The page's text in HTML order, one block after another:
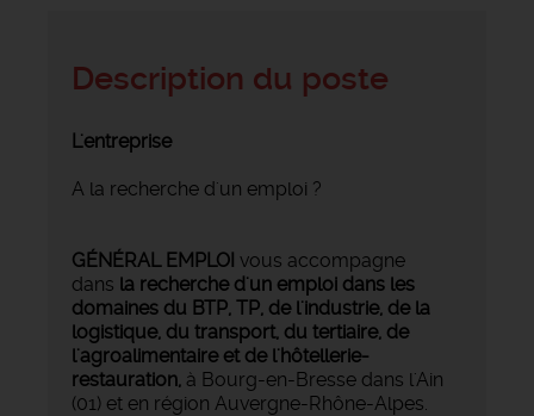
Description du poste
L'entreprise
A la recherche d'un emploi ?
GÉNÉRAL EMPLOI vous accompagne
dans la recherche d'un emploi dans les
domaines du BTP, TP, de l'industrie, de la
logistique, du transport, du tertiaire, de
l'agroalimentaire et de l'hôtellerie-
restauration, à Bourg-en-Bresse dans l'Ain
(01) et en région Auvergne-Rhône-Alpes.